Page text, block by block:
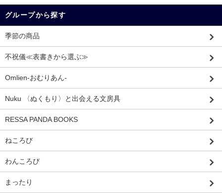
グループから探す
季節の商品
不祝儀≪表書きから選ぶ≫
Omlien-おむりあん-
Nuku 〈ぬくもり〉と出会える文房具
RESSA PANDA BOOKS
ねころび
わんころび
まったり